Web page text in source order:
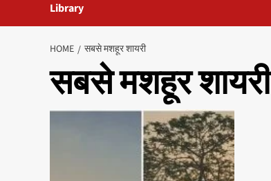
Library
HOME सबसे मशहूर शायरी
सबसे मशहूर शायरी